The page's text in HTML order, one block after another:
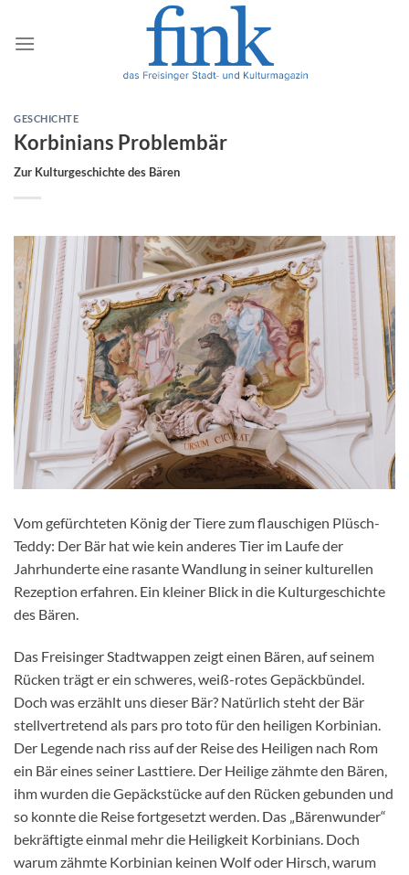
Inhalt
springen
GESCHICHTE
Korbinians Problembär
Zur Kulturgeschichte des Bären
Vom gefürchteten König der Tiere zum flauschigen Plüsch-
Teddy: Der Bär hat wie kein anderes Tier im Laufe der
Jahrhunderte eine rasante Wandlung in seiner kulturellen
Rezeption erfahren. Ein kleiner Blick in die Kulturgeschichte
des Bären.
Das Freisinger Stadtwappen zeigt einen Bären, auf seinem
Rücken trägt er ein schweres, weiß-rotes Gepäckbündel.
Doch was erzählt uns dieser Bär? Natürlich steht der Bär
stellvertretend als pars pro toto für den heiligen Korbinian.
Der Legende nach riss auf der Reise des Heiligen nach Rom
ein Bär eines seiner Lasttiere. Der Heilige zähmte den Bären,
ihm wurden die Gepäckstücke auf den Rücken gebunden und
so konnte die Reise fortgesetzt werden. Das „Bärenwunder“
bekräftigte einmal mehr die Heiligkeit Korbinians. Doch
warum zähmte Korbinian keinen Wolf oder Hirsch, warum